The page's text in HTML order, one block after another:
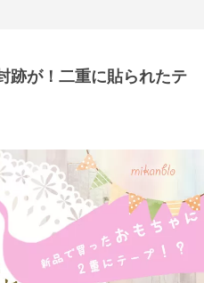
跡が！二重に貼られたテ